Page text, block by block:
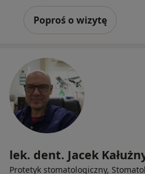
Poproś o wizytę
lek. dent. Jacek
Protetyk stomatologiczny,